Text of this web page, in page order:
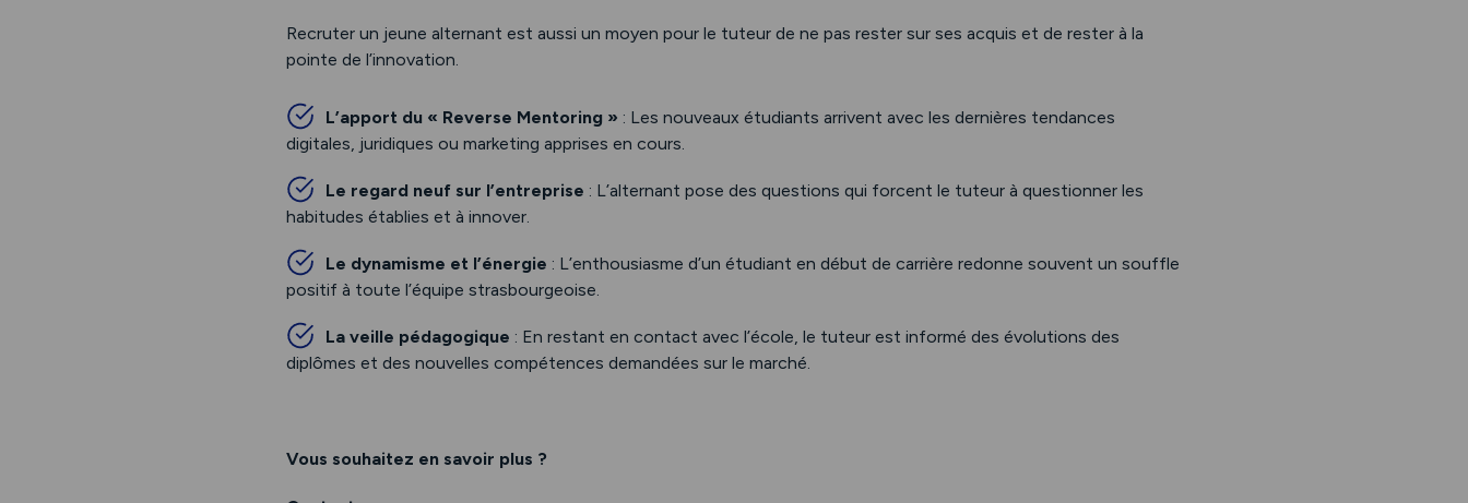
Recruter un jeune alternant est aussi un moyen pour le tuteur de ne pas rester sur ses acquis et de rester à la
pointe de l’innovation.
L’apport du « Reverse Mentoring » : Les nouveaux étudiants arrivent avec les dernières tendances
digitales, juridiques ou marketing apprises en cours.
Le regard neuf sur l’entreprise : L’alternant pose des questions qui forcent le tuteur à questionner les
habitudes établies et à innover.
Le dynamisme et l’énergie : L’enthousiasme d’un étudiant en début de carrière redonne souvent un souffle
positif à toute l’équipe strasbourgeoise.
La veille pédagogique : En restant en contact avec l’école, le tuteur est informé des évolutions des
diplômes et des nouvelles compétences demandées sur le marché.
Vous souhaitez en savoir plus ?